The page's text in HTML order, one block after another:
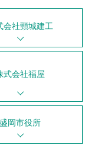
会社頸城建工
式会社福屋
盛岡市役所